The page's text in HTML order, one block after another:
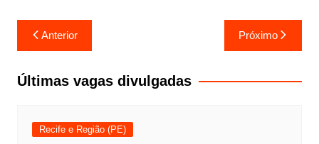
Navegação
de
Post
Anterior Próximo
Últimas vagas divulgadas
Recife e Região (PE)